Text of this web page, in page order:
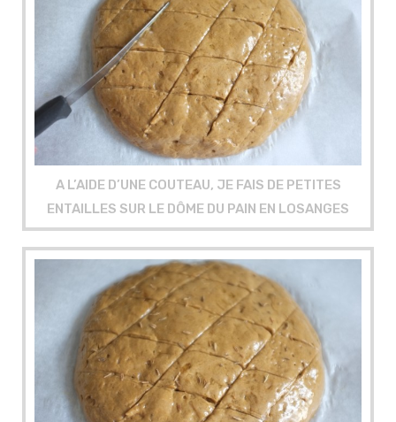
A L’AIDE D’UNE COUTEAU, JE FAIS DE PETITES
ENTAILLES SUR LE DÔME DU PAIN EN LOSANGES